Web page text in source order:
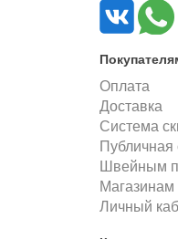
Оплата
Доставка
Система
Публичная
Швейным
Магазинам
Личный